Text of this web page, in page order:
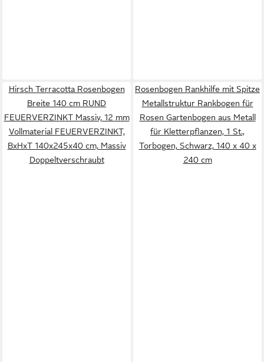
Hirsch Terracotta Rosenbogen
Breite 140 cm RUND
FEUERVERZINKT Massiv, 12 mm
Vollmaterial FEUERVERZINKT,
BxHxT 140x245x40 cm, Massiv
Doppeltverschraubt
Rosenbogen Rankhilfe mit Spitze
Metallstruktur Rankbogen für
Rosen Gartenbogen aus Metall
für Kletterpflanzen, 1 St.,
Torbogen, Schwarz, 140 x 40 x
240 cm